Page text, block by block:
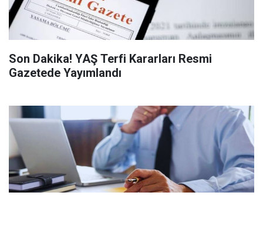
Son Dakika! YAŞ Terfi Kararları Resmi
Gazetede Yayımlandı